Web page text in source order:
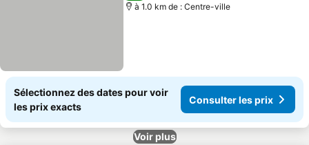
à 1.0 km de : Centre-ville
Sélectionnez des dates pour voir
les prix exacts
Consulter les prix
Voir plus